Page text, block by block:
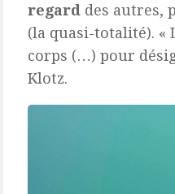
regard des autres,
(la quasi-totalité). «
corps (…) pour
Klotz.